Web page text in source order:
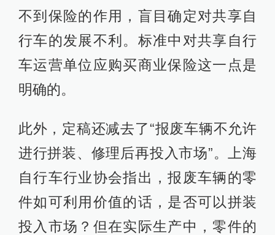
不到保险的作用，盲目确定对共享自
行车的发展不利。标准中对共享自行
车运营单位应购买商业保险这一点是
明确的。
此外，定稿还减去了“报废车辆不允许
进行拼装、修理后再投入市场”。上海
自行车行业协会指出，报废车辆的零
件如可利用价值的话，是否可以拼装
投入市场？但在实际生产中，零件的